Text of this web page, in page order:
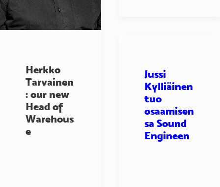
Herkko
Tarvainen
: our new
Head of
Warehous
e
Jussi
Kylliäinen
tuo
osaamisen
sa Sound
Engineen